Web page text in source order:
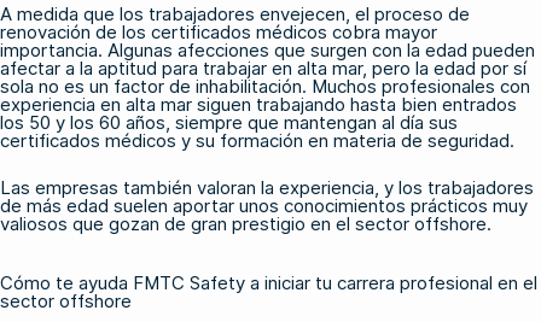
A medida que los trabajadores envejecen, el proceso de
renovación de los certificados médicos cobra mayor
importancia. Algunas afecciones que surgen con la edad pueden
afectar a la aptitud para trabajar en alta mar, pero la edad por sí
sola no es un factor de inhabilitación. Muchos profesionales con
experiencia en alta mar siguen trabajando hasta bien entrados
los 50 y los 60 años, siempre que mantengan al día sus
certificados médicos y su formación en materia de seguridad.
Las empresas también valoran la experiencia, y los trabajadores
de más edad suelen aportar unos conocimientos prácticos muy
valiosos que gozan de gran prestigio en el sector offshore.
Cómo te ayuda FMTC Safety a iniciar tu carrera profesional en el
sector offshore